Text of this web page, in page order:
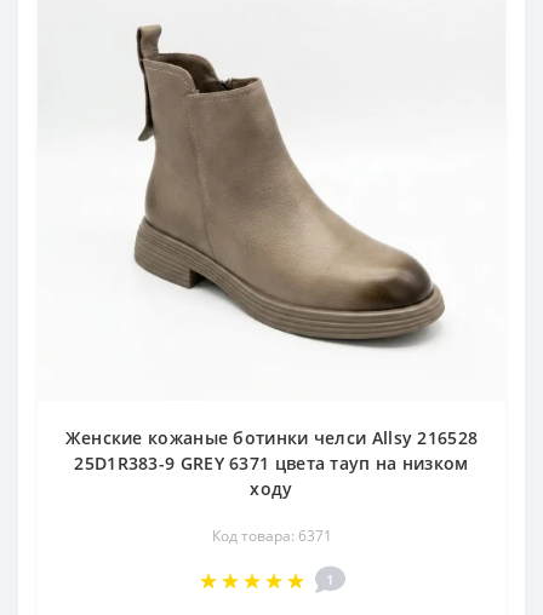
Женские кожаные ботинки челси Allsy 216528
25D1R383-9 GREY 6371 цвета тауп на низком
ходу
Код товара: 6371
1